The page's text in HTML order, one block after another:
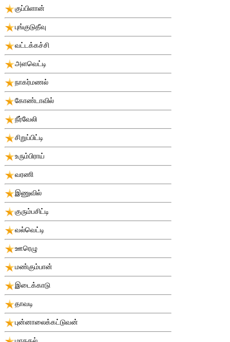
குப்பிளான்
புங்குடுதீவு
வட்டக்கச்சி
அளவெட்டி
நாகர்மணல்
கோண்டாவில்
நீர்வேலி
சிறுப்பிட்டி
உரும்பிராய்
வரணி
இணுவில்
குரும்பசிட்டி
வல்வெட்டி
ஊரெழு
மண்கும்பான்
இடைக்காடு
தாவடி
புன்னாலைக்கட்டுவன்
மாதகல்